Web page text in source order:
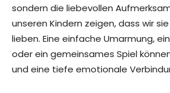
sondern die liebevollen
unseren Kindern zeigen, dass wir
lieben. Eine einfache Umarmung,
oder ein gemeinsames Spiel
und eine tiefe emotionale